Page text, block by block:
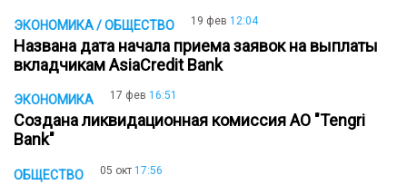
ЭКОНОМИКА / ОБЩЕСТВО 19 фев 12:04
Названа дата начала приема заявок на выплаты
вкладчикам AsiaCredit Bank
ЭКОНОМИКА 17 фев 16:51
Создана ликвидационная комиссия АО "Tengri
Bank"
ОБЩЕСТВО 05 окт 17:56